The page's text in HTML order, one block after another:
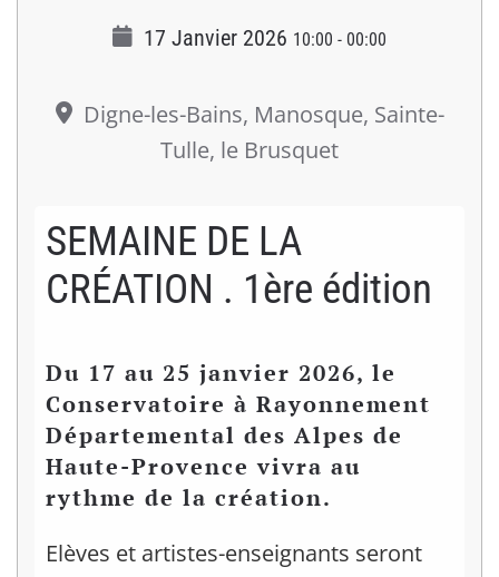
17 Janvier 2026 10:00 - 00:00
Digne-les-Bains, Manosque, Sainte-
Tulle, le Brusquet
SEMAINE DE LA
CRÉATION . 1ère édition
Du 17 au 25 janvier 2026, le
Conservatoire à Rayonnement
Départemental des Alpes de
Haute-Provence vivra au
rythme de la création.
Elèves et artistes-enseignants seront